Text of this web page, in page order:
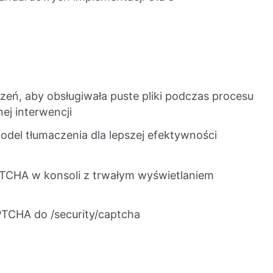
aby obsługiwała puste pliki podczas procesu
interwencji
tłumaczenia dla lepszej efektywności
w konsoli z trwałym wyświetlaniem
do /security/captcha